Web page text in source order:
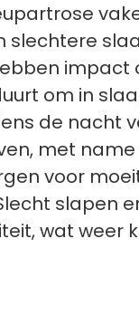
impact
om in
de nacht
met
voor
slapen
wat weer